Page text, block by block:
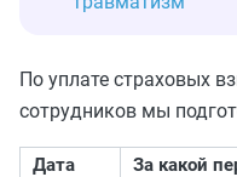
По уплате страховых
сотрудников мы
Дата За какой